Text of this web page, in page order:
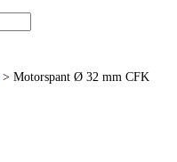
> Motorspant Ø 32 mm CFK